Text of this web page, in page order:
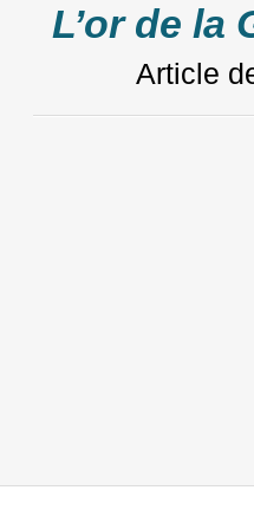
L’or de la
Article